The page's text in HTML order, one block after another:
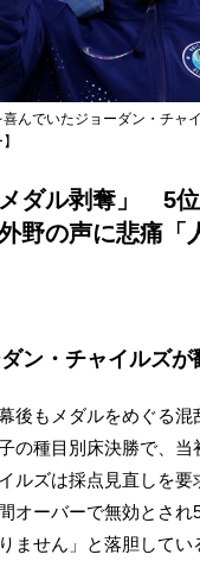
んでいたジョーダン・チャ
メダル剥奪」 5
野の声に悲痛「
ン・チャイルズが
後もメダルをめぐる混
の種目別床決勝で、
ルズは採点見直しを要
オーバーで無効とされ
ません」と落胆してい